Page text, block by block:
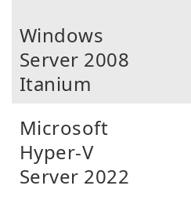
Windows
Server 2008
Itanium
Microsoft
Hyper-V
Server 2022